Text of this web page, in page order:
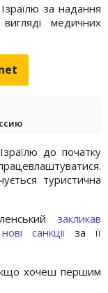
за надання
медичних
до початку
туристична
закликав
санкціїза її
хочеш першим